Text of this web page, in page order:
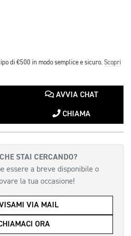
di €500 in modo semplice e sicuro. Scopri
AVVIA CHAT
CHIAMA
STAI CERCANDO?
essere a breve disponibile o
la tua occasione!
VIA MAIL
ORA